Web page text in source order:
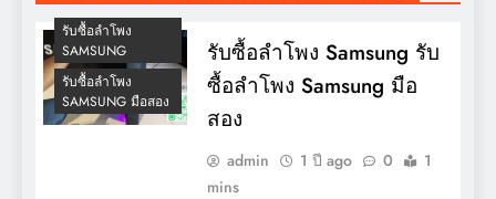
รับซื้อลำโพง
SAMSUNG
รับซื้อลำโพง
SAMSUNG มือสอง
รับซื้อลำโพง Samsung รับ
ซื้อลำโพง Samsung มือ
สอง
admin 1 ปี ago 0
1
mins